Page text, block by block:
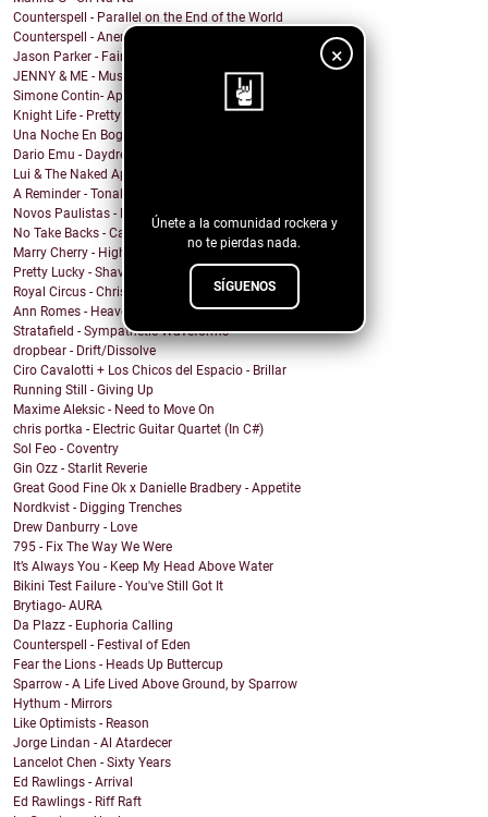
×
Únete a la comunidad rockera y
no te pierdas nada.
SÍGUENOS
Counterspell - Parallel on the End of the World
Counterspell - Anemone
Jason Parker - Fairy Bread
JENNY & ME - Music
Simone Contin- Apnea
Knight Life - Pretty Mother Fucker
Una Noche En Bogota - Despedida
Dario Emu - Daydream
Lui & The Naked Aphids - Lindsey Sue (Will You Mar...
A Reminder - Tonal Wakeup
Novos Paulistas - Num Piscar de Olhos
No Take Backs - Caught Up
Marry Cherry - High All Night
Pretty Lucky - Shave Or Sheep
Royal Circus - Christmas in blue
Ann Romes - Heaven
Stratafield - Sympathetic Waveforms
dropbear - Drift/Dissolve
Ciro Cavalotti + Los Chicos del Espacio - Brillar
Running Still - Giving Up
Maxime Aleksic - Need to Move On
chris portka - Electric Guitar Quartet (In C#)
Sol Feo - Coventry
Gin Ozz - Starlit Reverie
Great Good Fine Ok x Danielle Bradbery - Appetite
Nordkvist - Digging Trenches
Drew Danburry - Love
795 - Fix The Way We Were
It’s Always You - Keep My Head Above Water
Bikini Test Failure - You've Still Got It
Brytiago- AURA
Da Plazz - Euphoria Calling
Counterspell - Festival of Eden
Fear the Lions - Heads Up Buttercup
Sparrow - A Life Lived Above Ground, by Sparrow
Hythum - Mirrors
Like Optimists - Reason
Jorge Lindan - Al Atardecer
Lancelot Chen - Sixty Years
Ed Rawlings - Arrival
Ed Rawlings - Riff Raft